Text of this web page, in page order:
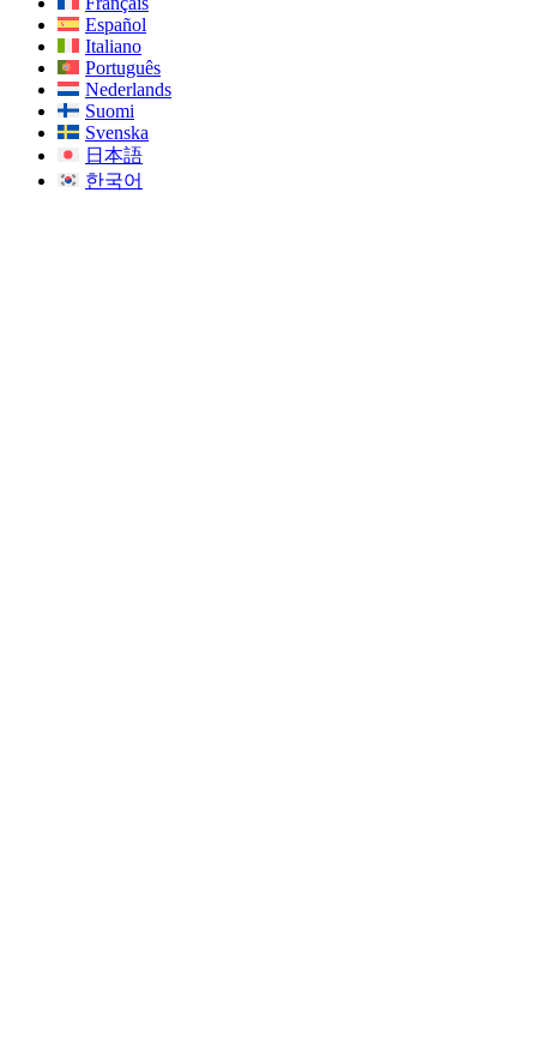
Español
Italiano
Português
Nederlands
Suomi
Svenska
日本語
한국어